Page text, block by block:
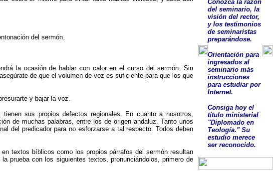
del sermón.
la ocasión de hablar con calor en el curso del sermón. Sin
de que el volumen de voz es suficiente para que los que
y bajar la voz.
sus propios defectos regionales. En cuanto a nosotros,
de muchas palabras, entre los de origen andaluz. Tanto unos
del predicador para no esforzarse a tal respecto. Todos deben
textos bíblicos como los propios párrafos del sermón resultan
prueba con los siguientes textos, pronunciándolos, primero de
Conozca la razón
del seminario, la
visión del rector,
y los testimonios
de seminaristas
preparándose.
Orientación para
ingresados al
seminario más
instrucciones
para estudiar por
Internet.
Consiga hoy el
título ministerial
"Diplomado en
Teología."Su
estudio merece
serreconocido.